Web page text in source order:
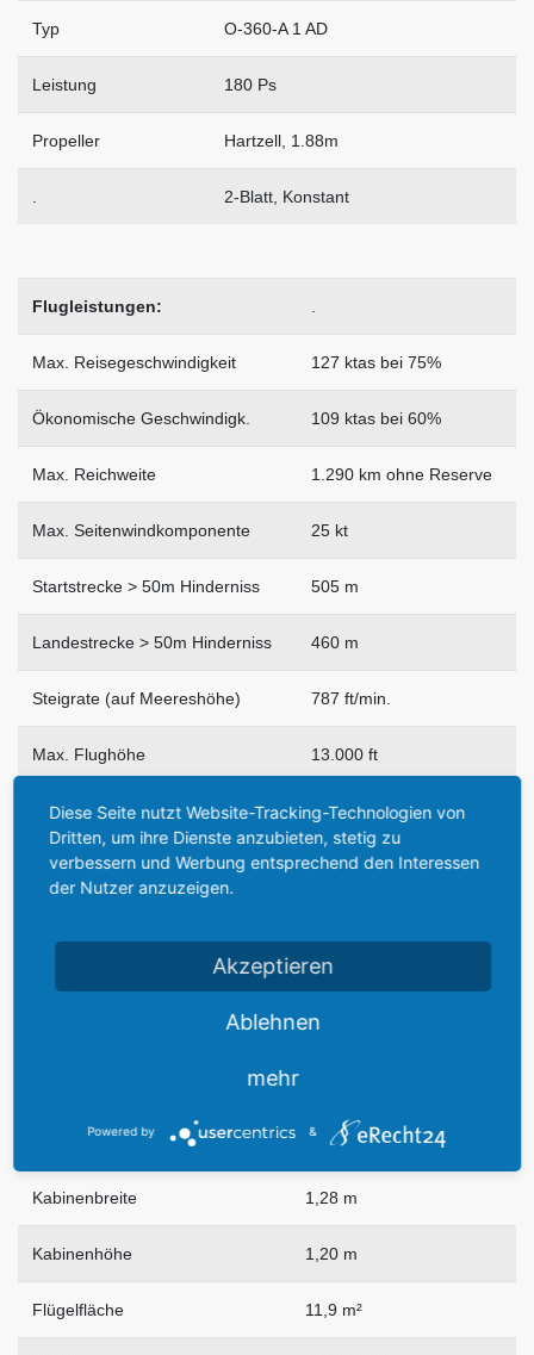
Typ O-360-A 1 AD
Leistung 180 Ps
Propeller Hartzell, 1.88m
. 2-Blatt, Konstant
Flugleistungen: .
Max. Reisegeschwindigkeit 127 ktas bei 75%
Ökonomische Geschwindigk. 109 ktas bei 60%
Max. Reichweite 1.290 km ohne Reserve
Max. Seitenwindkomponente 25 kt
Startstrecke > 50m Hinderniss 505 m
Landestrecke > 50m Hinderniss 460 m
Steigrate (auf Meereshöhe) 787 ft/min.
Max. Flughöhe 13.000 ft
Abmessungen: .
Kabinenlänge 2,53 m
Kabinenbreite 1,28 m
Kabinenhöhe 1,20 m
Flügelfläche 11,9 m²
Diese Seite nutzt Website-Tracking-Technologien von
Dritten, um ihre Dienste anzubieten, stetig zu
verbessern und Werbung entsprechend den Interessen
der Nutzer anzuzeigen.
Akzeptieren
Ablehnen
mehr
Powered by &